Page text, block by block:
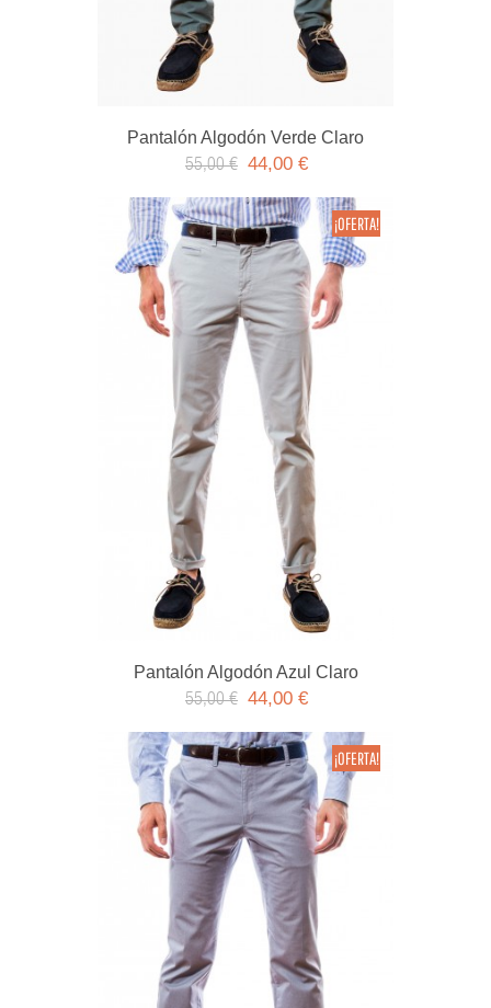
Pantalón Algodón Verde Claro
55,00 € 44,00 €
¡OFERTA!
Pantalón Algodón Azul Claro
55,00 € 44,00 €
¡OFERTA!